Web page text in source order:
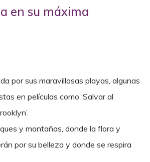
en su máxima
por sus maravillosas playas, algunas
en películas como ‘Salvar al
y montañas, donde la flora y
por su belleza y donde se respira